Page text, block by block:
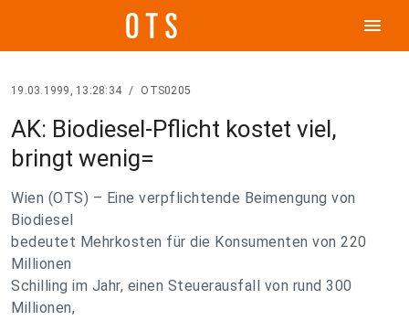
menu
19.03.1999, 13:28:34 / OTS0205
AK: Biodiesel-Pflicht kostet viel,
bringt wenig=
Wien (OTS) – Eine verpflichtende Beimengung von
Biodiesel
bedeutet Mehrkosten für die Konsumenten von 220
Millionen
Schilling im Jahr, einen Steuerausfall von rund 300
Millionen,